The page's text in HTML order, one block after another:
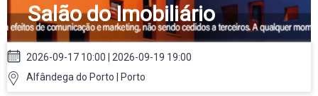
Salão do Imobiliário
2026-09-17 10:00 | 2026-09-19 19:00
Alfândega do Porto | Porto